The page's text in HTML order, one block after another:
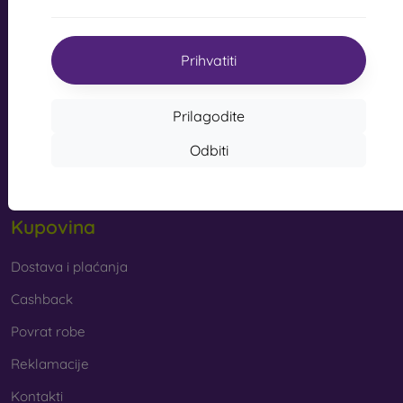
Prihvatiti
Prilagodite
Odbiti
dodatak. Uglavnom su izrađene od gume i silikona i
mogu pružiti kvalitetnu zaštitu. Među najomiljenijim
markama su Karl Lagerfeld, Guess, Marvel i Ferrari.
Od kojih se materijala izrađuju maske za mobitel?
Maskice za telefon izrađuju se od raznih materijala. Ponekad
Guma i silikon
udarce i fleksibilnošću, zahvaljujući kojoj se maskica
Plastika
popularne. Čvršće su od silikonskih, no nemaju tako
dobre učinke ublažavanja udaraca.
Koža
Pišite nam
Kupovina
Dostava i plaćanja
Cashback
Povrat robe
Reklamacije
Kontakti